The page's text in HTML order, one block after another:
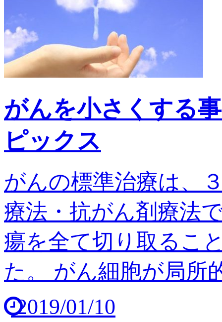
がんを小さくする
ピックス
がんの標準治療は、
療法・抗がん剤療法
瘍を全て切り取るこ
た。 がん細胞が局所
2019/01/10